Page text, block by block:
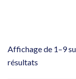
Affichage de 1–9
résultats